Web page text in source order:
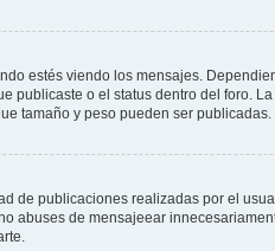
estés viendo los mensajes.
publicaste o el status dentro del foro.
tamaño y peso pueden ser
de publicaciones realizadas por el
abuses de mensajeear